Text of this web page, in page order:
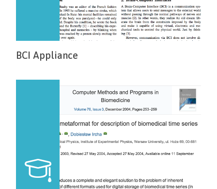
BCI Appliance